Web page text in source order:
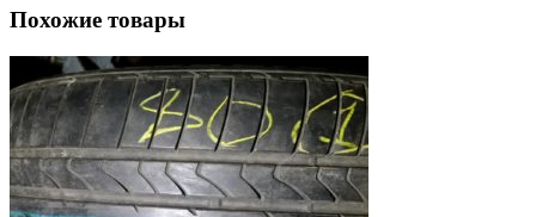
Похожие товары